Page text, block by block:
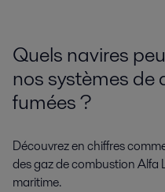
Quels navires
nos systèmes
fumées ?
Découvrez en chiffres
des gaz de combustion Alfa
maritime.